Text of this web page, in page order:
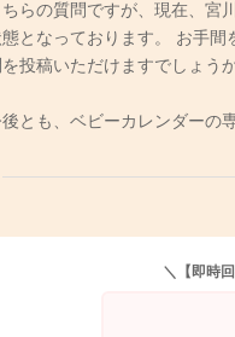
ちらの質問ですが、現在、宮
となっております。 お手間
を投稿いただけますでしょう
とも、ベビーカレンダーの
＼【即時